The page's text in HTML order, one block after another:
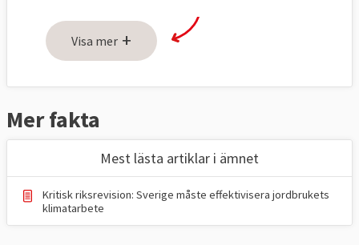
Jordbrukspolitiken delas upp i tre områden:
direktstöd, marknadsstöd och
posten och går direkt till lantbrukare. Ju
större marken en lantbrukare har, desto
större stöd.
Marknadsstöd är EU:s sätt att stödköpa
lantbrukares produkter om priset blir för
Visa mer +
Mer fakta
Mest lästa artiklar i ämnet
Kritisk riksrevision: Sverige måste effektivisera jordbrukets
klimatarbete